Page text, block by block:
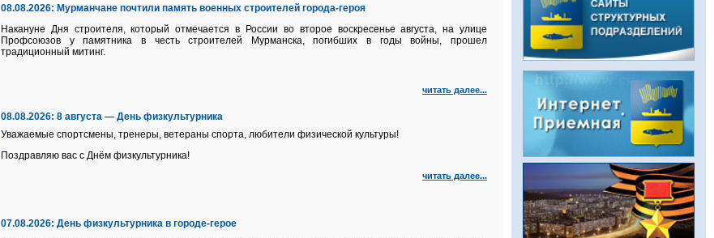
08.08.2026: Мурманчане почтили память военных строителей города-героя
Накануне Дня строителя, который отмечается в России во второе воскресенье августа, на улице
Профсоюзов у памятника в честь строителей Мурманска, погибших в годы войны, прошел
традиционный митинг.
читать далее...
08.08.2026: 8 августа — День физкультурника
Уважаемые спортсмены, тренеры, ветераны спорта, любители физической культуры!
Поздравляю вас с Днём физкультурника!
читать далее...
07.08.2026: День физкультурника в городе-герое